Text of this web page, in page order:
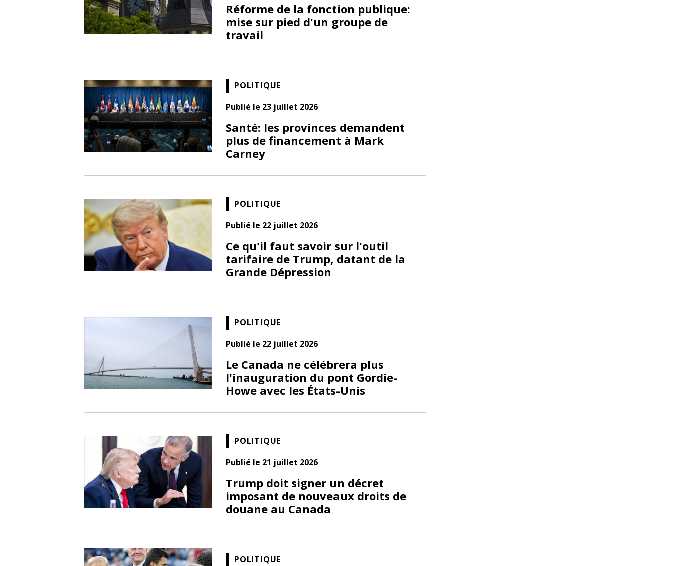
Réforme de la fonction publique:
mise sur pied d'un groupe de
travail
POLITIQUE
Publié le 23 juillet 2026
Santé: les provinces demandent
plus de financement à Mark
Carney
POLITIQUE
Publié le 22 juillet 2026
Ce qu'il faut savoir sur l'outil
tarifaire de Trump, datant de la
Grande Dépression
POLITIQUE
Publié le 22 juillet 2026
Le Canada ne célébrera plus
l'inauguration du pont Gordie-
Howe avec les États-Unis
POLITIQUE
Publié le 21 juillet 2026
Trump doit signer un décret
imposant de nouveaux droits de
douane au Canada
POLITIQUE